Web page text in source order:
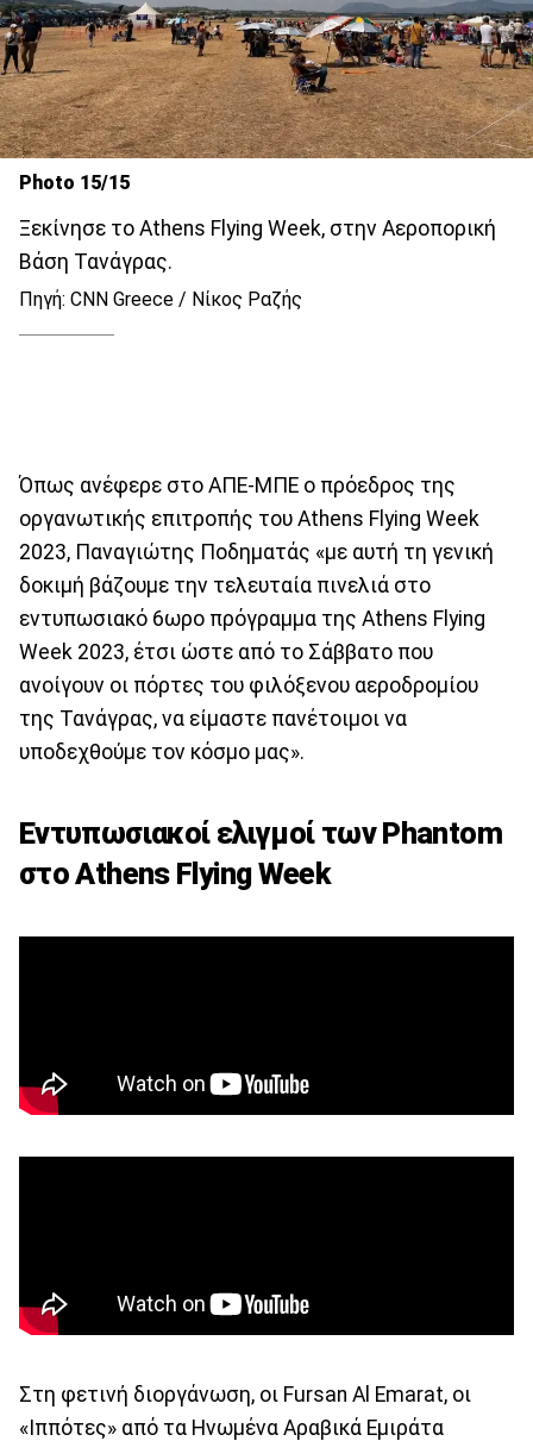
Photo 15/15
Ξεκίνησε το Athens Flying Week, στην Αεροπορική
Βάση Τανάγρας.
Πηγή: CNN Greece / Νίκος Ραζής
Όπως ανέφερε στο ΑΠΕ-ΜΠΕ ο πρόεδρος της
οργανωτικής επιτροπής του Athens Flying Week
2023, Παναγιώτης Ποδηματάς «με αυτή τη γενική
δοκιμή βάζουμε την τελευταία πινελιά στο
εντυπωσιακό 6ωρο πρόγραμμα της Athens Flying
Week 2023, έτσι ώστε από το Σάββατο που
ανοίγουν οι πόρτες του φιλόξενου αεροδρομίου
της Τανάγρας, να είμαστε πανέτοιμοι να
υποδεχθούμε τον κόσμο μας».
Εντυπωσιακοί ελιγμοί των Phantom
στο Athens Flying Week
Στη φετινή διοργάνωση, οι Fursan Al Emarat, οι
«Ιππότες» από τα Ηνωμένα Αραβικά Εμιράτα